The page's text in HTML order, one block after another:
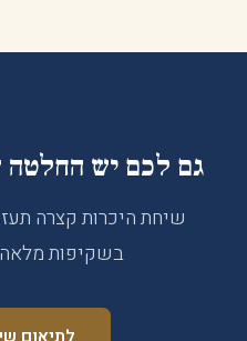
גם לכם יש
שיחת היכרות קצרה
בשקיפות מלאה